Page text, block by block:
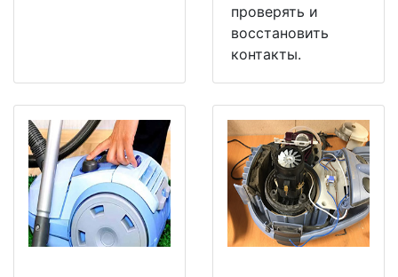
проверять и
восстановить
контакты.